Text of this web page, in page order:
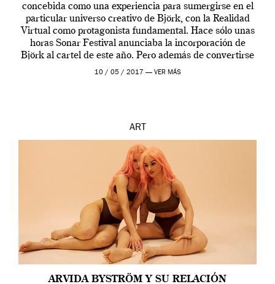
concebida como una experiencia para sumergirse en el
particular universo creativo de Björk, con la Realidad
Virtual como protagonista fundamental. Hace sólo unas
horas Sonar Festival anunciaba la incorporación de
Björk al cartel de este año. Pero además de convertirse
en una de las actuaciones más relevantes […]
10 / 05 / 2017 — VER MÁS
ART
ARVIDA BYSTRÖM Y SU RELACIÓN